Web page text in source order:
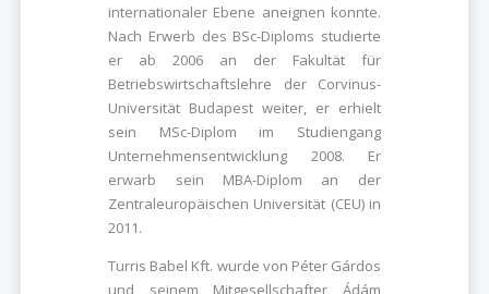
internationaler Ebene aneignen konnte.
Nach Erwerb des BSc-Diploms studierte
er ab 2006 an der Fakultät für
Betriebswirtschaftslehre der Corvinus-
Universität Budapest weiter, er erhielt
sein MSc-Diplom im Studiengang
Unternehmensentwicklung 2008. Er
erwarb sein MBA-Diplom an der
Zentraleuropäischen Universität (CEU) in
2011.
Turris Babel Kft. wurde von Péter Gárdos
und seinem Mitgesellschafter Ádám